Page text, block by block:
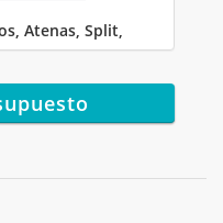
Atenas, Split,
molestara.